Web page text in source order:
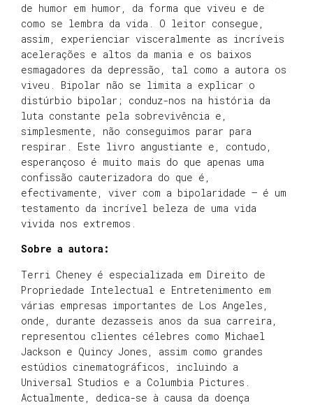
de humor em humor, da forma que viveu e de
como se lembra da vida. O leitor consegue,
assim, experienciar visceralmente as incríveis
acelerações e altos da mania e os baixos
esmagadores da depressão, tal como a autora os
viveu. Bipolar não se limita a explicar o
distúrbio bipolar; conduz-nos na história da
luta constante pela sobrevivência e,
simplesmente, não conseguimos parar para
respirar. Este livro angustiante e, contudo,
esperançoso é muito mais do que apenas uma
confissão cauterizadora do que é,
efectivamente, viver com a bipolaridade – é um
testamento da incrível beleza de uma vida
vivida nos extremos.
Sobre a autora:
Terri Cheney é especializada em Direito de
Propriedade Intelectual e Entretenimento em
várias empresas importantes de Los Angeles,
onde, durante dezasseis anos da sua carreira,
representou clientes célebres como Michael
Jackson e Quincy Jones, assim como grandes
estúdios cinematográficos, incluindo a
Universal Studios e a Columbia Pictures.
Actualmente, dedica-se à causa da doença